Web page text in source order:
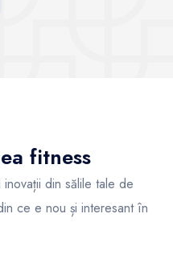
fitness
inovații din sălile tale de
ce e nou și interesant în